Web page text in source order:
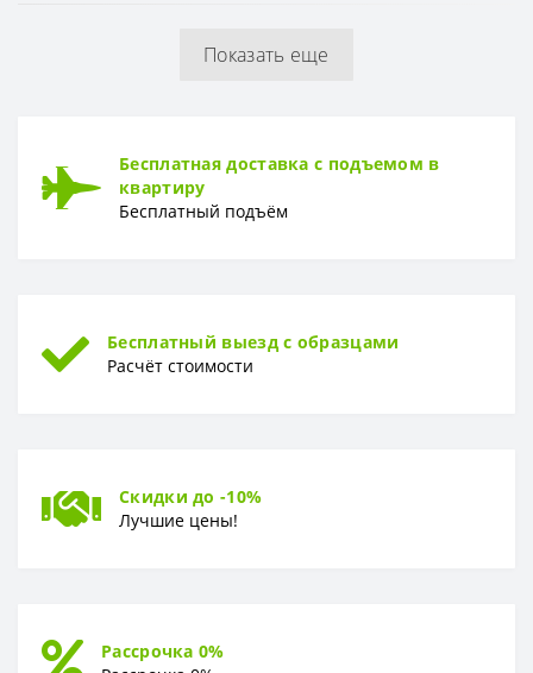
Показать еще
Бесплатная доставка с подъемом в
квартиру
Бесплатный подъём
Бесплатный выезд с образцами
Расчёт стоимости
Скидки до -10%
Лучшие цены!
Рассрочка 0%